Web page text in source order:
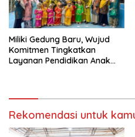
Miliki Gedung Baru, Wujud
Komitmen Tingkatkan
Layanan Pendidikan Anak
Rekomendasi untuk